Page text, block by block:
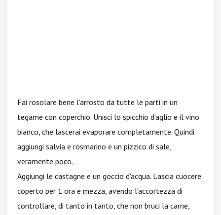
Fai rosolare bene l'arrosto da tutte le parti in un
tegame con coperchio. Unisci lo spicchio d'aglio e il vino
bianco, che lascerai evaporare completamente. Quindi
aggiungi salvia e rosmarino e un pizzico di sale,
veramente poco.
Aggiungi le castagne e un goccio d'acqua. Lascia cuocere
coperto per 1 ora e mezza, avendo l'accortezza di
controllare, di tanto in tanto, che non bruci la carne,